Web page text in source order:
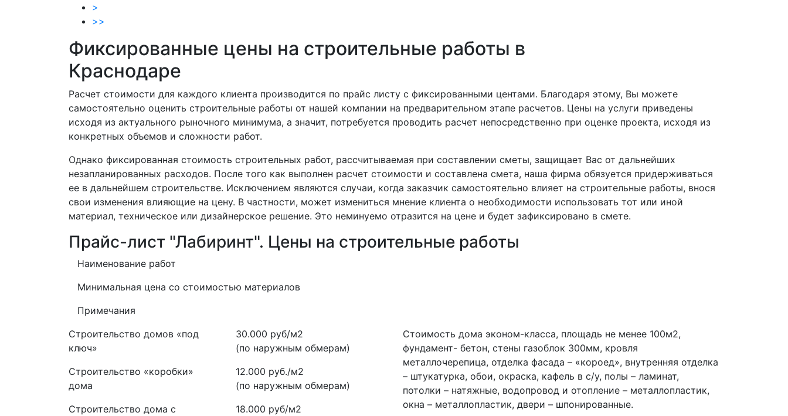
>
>>
Фиксированные цены на строительные работы в
Краснодаре
Расчет стоимости для каждого клиента производится по прайс листу с фиксированными центами. Благодаря этому, Вы можете
самостоятельно оценить строительные работы от нашей компании на предварительном этапе расчетов. Цены на услуги приведены
исходя из актуального рыночного минимума, а значит, потребуется проводить расчет непосредственно при оценке проекта, исходя из
конкретных объемов и сложности работ.
Однако фиксированная стоимость строительных работ, рассчитываемая при составлении сметы, защищает Вас от дальнейших
незапланированных расходов. После того как выполнен расчет стоимости и составлена смета, наша фирма обязуется придерживаться
ее в дальнейшем строительстве. Исключением являются случаи, когда заказчик самостоятельно влияет на строительные работы, внося
свои изменения влияющие на цену. В частности, может измениться мнение клиента о необходимости использовать тот или иной
материал, техническое или дизайнерское решение. Это неминуемо отразится на цене и будет зафиксировано в смете.
Прайс-лист "Лабиринт". Цены на строительные работы
Наименование работ
Минимальная цена со стоимостью материалов
Примечания
Строительство домов «под
ключ»
Строительство «коробки»
дома
Строительство дома с
30.000 руб/м2
(по наружным обмерам)
12.000 руб./м2
(по наружным обмерам)
18.000 руб/м2
Стоимость дома эконом-класса, площадь не менее 100м2,
фундамент- бетон, стены газоблок 300мм, кровля
металлочерепица, отделка фасада – «короед», внутренняя отделка
– штукатурка, обои, окраска, кафель в с/у, полы – ламинат,
потолки – натяжные, водопровод и отопление – металлопластик,
окна – металлопластик, двери – шпонированные.